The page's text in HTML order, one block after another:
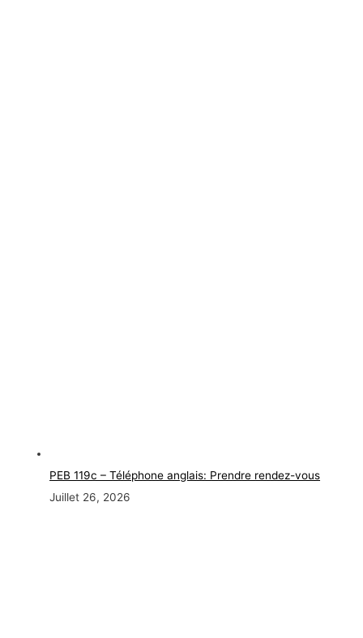
PEB 119c – Téléphone anglais: Prendre rendez-vous
Juillet 26, 2026